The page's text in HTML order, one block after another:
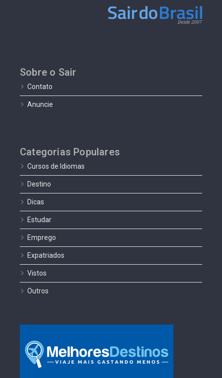
Sobre o Sair
Contato
Anuncie
Categorias Populares
Cursos de Idiomas
Destino
Dicas
Estudar
Emprego
Expatriados
Vistos
Outros